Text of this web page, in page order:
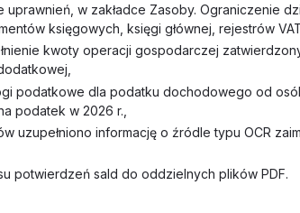
uprawnień, w zakładce Zasoby. Ograniczenie
księgowych, księgi głównej, rejestrów
kwoty operacji gospodarczej
podatkowe dla podatku dochodowego od
podatek w 2026 r.,
uzupełniono informację o źródle typu OCR
potwierdzeń sald do oddzielnych plików PDF.